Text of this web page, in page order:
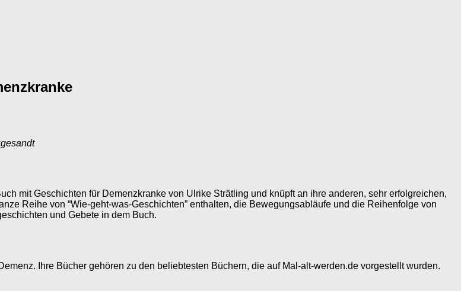
mit Geschichten für Demenzkranke von Ulrike Strätling und knüpft an ihre anderen, sehr erfolgreichen,
Reihe von “Wie-geht-was-Geschichten” enthalten, die Bewegungsabläufe und die Reihenfolge von
und Gebete in dem Buch.
Ihre Bücher gehören zu den beliebtesten Büchern, die auf Mal-alt-werden.de vorgestellt wurden.